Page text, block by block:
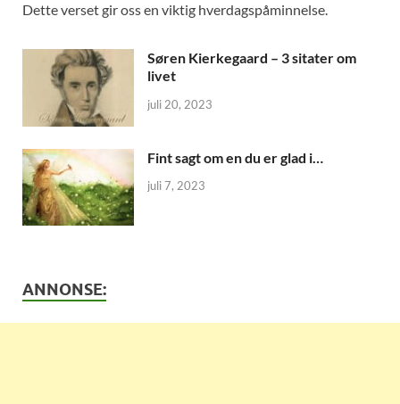
Dette verset gir oss en viktig hverdagspåminnelse.
Søren Kierkegaard – 3 sitater om
livet
juli 20, 2023
Fint sagt om en du er glad i…
juli 7, 2023
ANNONSE: